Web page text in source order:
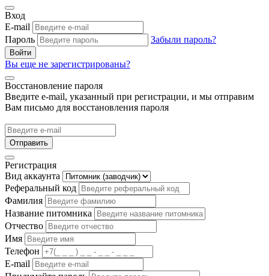
Вход
E-mail
Пароль
Забыли пароль?
Войти
Вы еще не зарегистрированы?
Восстановление пароля
Введите e-mail, указанный при регистрации, и мы отправим
Вам письмо для восстановления пароля
Отправить
Регистрация
Вид аккаунта
Реферальный код
Фамилия
Название питомника
Отчество
Имя
Телефон
E-mail